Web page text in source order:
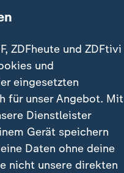
ZDFheute und ZDFtivi
und
eingesetzten
für unser Angebot. Mit
Dienstleister
Gerät speichern
Daten ohne deine
nicht unsere direkten